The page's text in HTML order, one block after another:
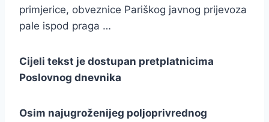
primjerice, obveznice Pariškog javnog prijevoza
pale ispod praga …
Cijeli tekst je dostupan pretplatnicima
Poslovnog dnevnika
Osim najugroženijeg poljoprivrednog